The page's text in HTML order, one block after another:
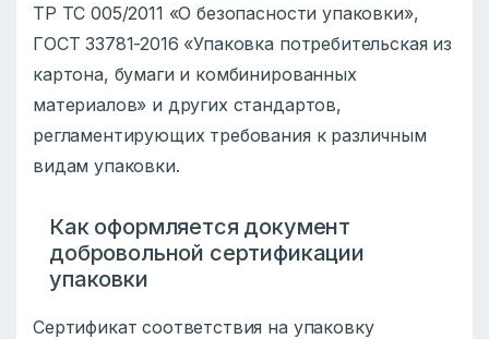
ТР ТС 005/2011 «О безопасности упаковки»,
ГОСТ 33781-2016 «Упаковка потребительская из
картона, бумаги и комбинированных
материалов» и других стандартов,
регламентирующих требования к различным
видам упаковки.
Как оформляется документ
добровольной сертификации
упаковки
Сертификат соответствия на упаковку